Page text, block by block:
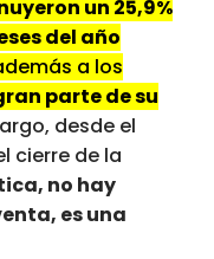
un 25,9%
del año
a los
parte de su
desde el
cierre de la
no hay
es una